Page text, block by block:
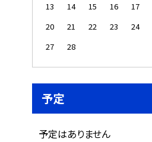
13
14 15 16 17
20
21 22 23 24
27
28
予定
予定はありません